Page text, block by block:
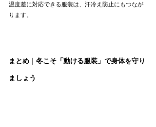
温度差に対応できる服装は、汗冷え防止にもつなが
ります。
まとめ｜冬こそ「動ける服装」で身体を守り
ましょう